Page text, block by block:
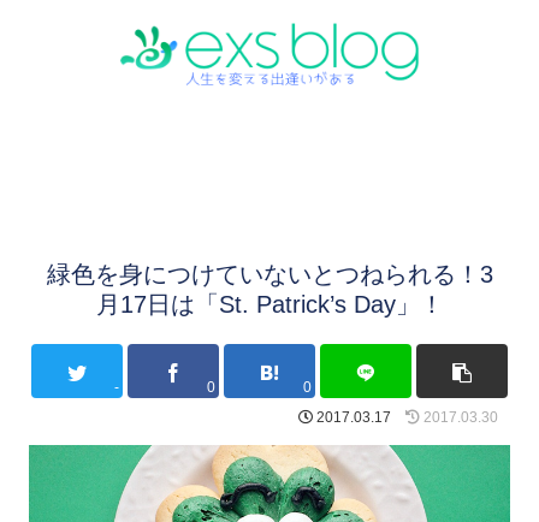
緑色を身につけていないとつねられる！3
月17日は「St. Patrick’s Day」！
- 0
0
2017.03.30
2017.03.17